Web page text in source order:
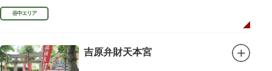
（1747）に没しました。
谷中エリア
吉原弁財天本宮